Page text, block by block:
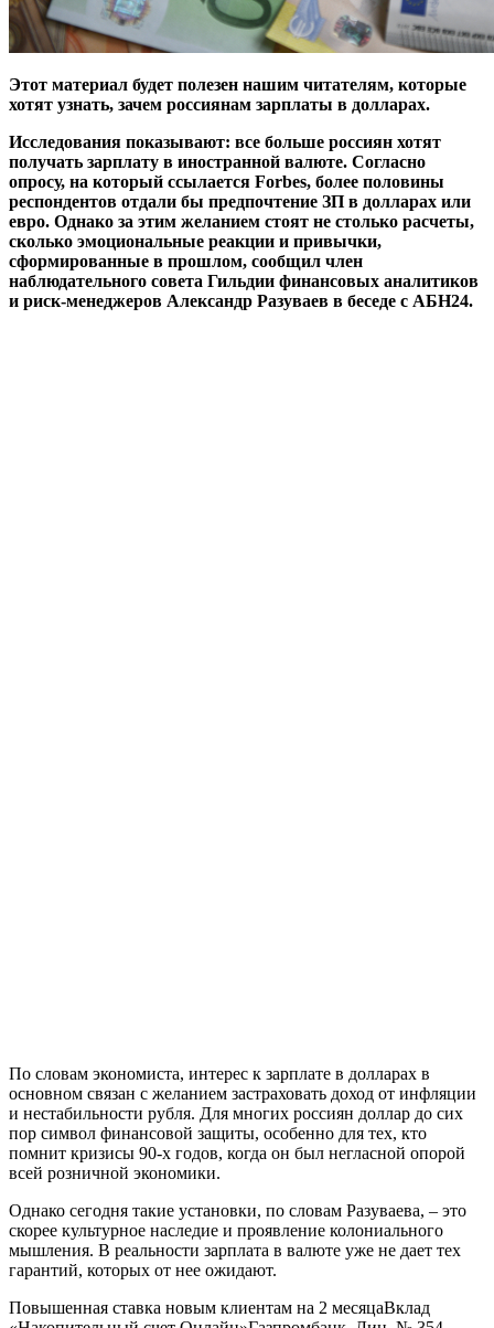
Этот материал будет полезен нашим читателям, которые
хотят узнать, зачем россиянам зарплаты в долларах.
Исследования показывают: все больше россиян хотят
получать зарплату в иностранной валюте. Согласно
опросу, на который ссылается Forbes, более половины
респондентов отдали бы предпочтение ЗП в долларах или
евро. Однако за этим желанием стоят не столько расчеты,
сколько эмоциональные реакции и привычки,
сформированные в прошлом, сообщил член
наблюдательного совета Гильдии финансовых аналитиков
и риск-менеджеров Александр Разуваев в беседе с АБН24.
По словам экономиста, интерес к зарплате в долларах в
основном связан с желанием застраховать доход от инфляции
и нестабильности рубля. Для многих россиян доллар до сих
пор символ финансовой защиты, особенно для тех, кто
помнит кризисы 90-х годов, когда он был негласной опорой
всей розничной экономики.
Однако сегодня такие установки, по словам Разуваева, – это
скорее культурное наследие и проявление колониального
мышления. В реальности зарплата в валюте уже не дает тех
гарантий, которых от нее ожидают.
Повышенная ставка новым клиентам на 2 месяцаВклад